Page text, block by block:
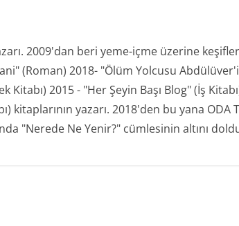
2009'dan beri yeme-içme üzerine
(Roman) 2018- "Ölüm Yolcusu
Kitabı) 2015 - "Her Şeyin Başı Blog" (İş
kitaplarının yazarı. 2018'den bu yana
"Nerede Ne Yenir?" cümlesinin altını